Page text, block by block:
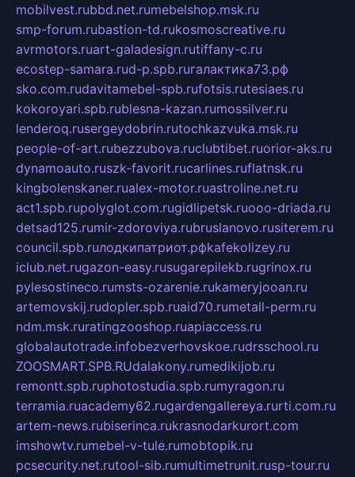
mobilvest.rubbd.net.rumebelshop.msk.ru
smp-forum.rubastion-td.rukosmoscreative.ru
avrmotors.ruart-galadesign.rutiffany-c.ru
ecostep-samara.rud-p.spb.ruгалактика73.рф
sko.com.rudavitamebel-spb.rufotsis.rutesiaes.ru
kokoroyari.spb.rublesna-kazan.rumossilver.ru
lenderoq.rusergeydobrin.rutochkazvuka.msk.ru
people-of-art.rubezzubova.ruclubtibet.ruorior-aks.ru
dynamoauto.ruszk-favorit.rucarlines.ruflatnsk.ru
kingbolenskaner.rualex-motor.ruastroline.net.ru
act1.spb.rupolyglot.com.rugidlipetsk.ruooo-driada.ru
detsad125.rumir-zdoroviya.rubruslanovo.rusiterem.ru
council.spb.ruлодкипатриот.рфkafekolizey.ru
iclub.net.rugazon-easy.rusugarepilekb.rugrinox.ru
pylesostineco.rumsts-ozarenie.rukameryjooan.ru
artemovskij.rudopler.spb.ruaid70.rumetall-perm.ru
ndm.msk.ruratingzooshop.ruapiaccess.ru
globalautotrade.infobezverhovskoe.rudrsschool.ru
ZOOSMART.SPB.RUdalakony.rumedikijob.ru
remontt.spb.ruphotostudia.spb.rumyragon.ru
terramia.ruacademy62.rugardengallereya.rurti.com.ru
artem-news.rubiserinca.rukrasnodarkurort.com
imshowtv.rumebel-v-tule.rumobtopik.ru
pcsecurity.net.rutool-sib.rumultimetrunit.rusp-tour.ru